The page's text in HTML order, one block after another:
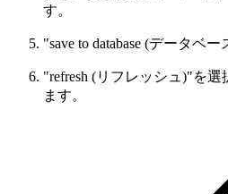
す。
"save to database (データベ
"refresh (リフレッシュ)"を
ます。